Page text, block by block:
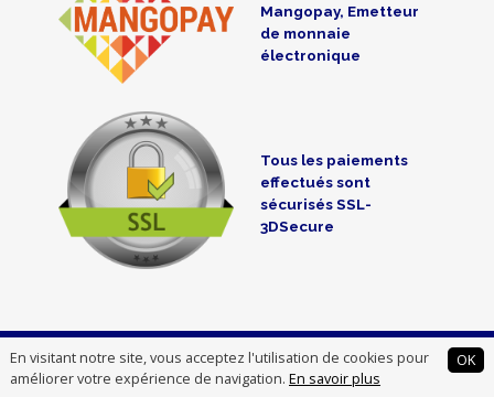
En visitant notre site, vous acceptez l'utilisation de cookies pour
améliorer votre expérience de navigation. En savoir plus
OK
Mangopay, Emetteur
de monnaie
électronique
Tous les paiements
effectués sont
sécurisés SSL-
3DSecure
CredoFunding is a crowdfunding intermediate registered at the
ORIAS under n° 14007012